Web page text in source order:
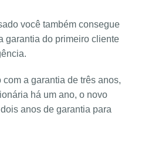
você também consegue
garantia do primeiro cliente
a garantia de três anos,
há um ano, o novo
anos de garantia para